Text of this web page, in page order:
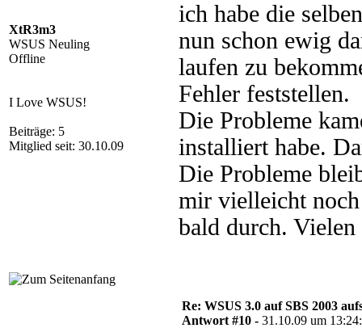
XtR3m3
WSUS Neuling
Offline
I Love WSUS!
Beiträge: 5
Mitglied seit: 30.10.09
ich habe die
nun schon ewig
laufen zu
Fehler feststellen.
Die Probleme
installiert habe.
Die Probleme
mir vielleicht
bald durch.
Re: WSUS 3.0 auf SBS 2003
Antwort #10 - 31.10.09 um